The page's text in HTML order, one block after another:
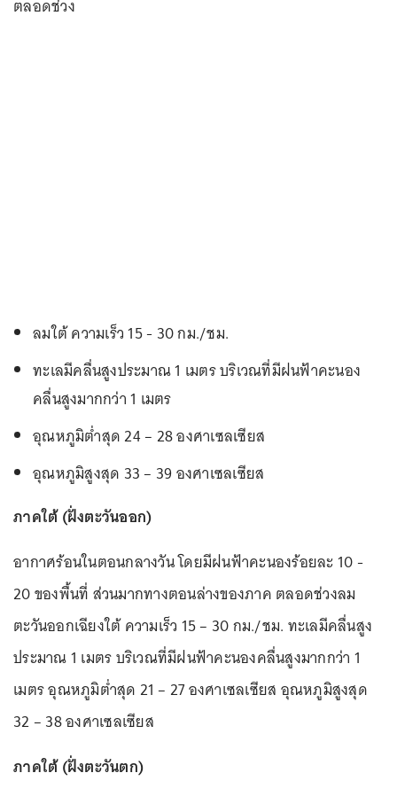
ตลอดช่วง
ลมใต้ ความเร็ว 15 - 30 กม./ชม.
ทะเลมีคลื่นสูงประมาณ 1 เมตร บริเวณที่มีฝนฟ้าคะนอง
คลื่นสูงมากกว่า 1 เมตร
อุณหภูมิต่ำสุด 24 – 28 องศาเซลเซียส
อุณหภูมิสูงสุด 33 – 39 องศาเซลเซียส
ภาคใต้ (ฝั่งตะวันออก)
อากาศร้อนในตอนกลางวัน โดยมีฝนฟ้าคะนองร้อยละ 10 -
20 ของพื้นที่ ส่วนมากทางตอนล่างของภาค ตลอดช่วงลม
ตะวันออกเฉียงใต้ความเร็ว 15 – 30 กม./ชม. ทะเลมีคลื่นสูง
ประมาณ 1 เมตร บริเวณที่มีฝนฟ้าคะนองคลื่นสูงมากกว่า 1
เมตรอุณหภูมิต่ำสุด 21 – 27 องศาเซลเซียส อุณหภูมิสูงสุด
32 – 38 องศาเซลเซียส
ภาคใต้ (ฝั่งตะวันตก)